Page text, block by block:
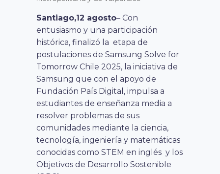
Santiago,12 agosto– Con
entusiasmo y una participación
histórica, finalizó la etapa de
postulaciones de Samsung Solve for
Tomorrow Chile 2025, la iniciativa de
Samsung que con el apoyo de
Fundación País Digital, impulsa a
estudiantes de enseñanza media a
resolver problemas de sus
comunidades mediante la ciencia,
tecnología, ingeniería y matemáticas
conocidas como STEM en inglés y los
Objetivos de Desarrollo Sostenible